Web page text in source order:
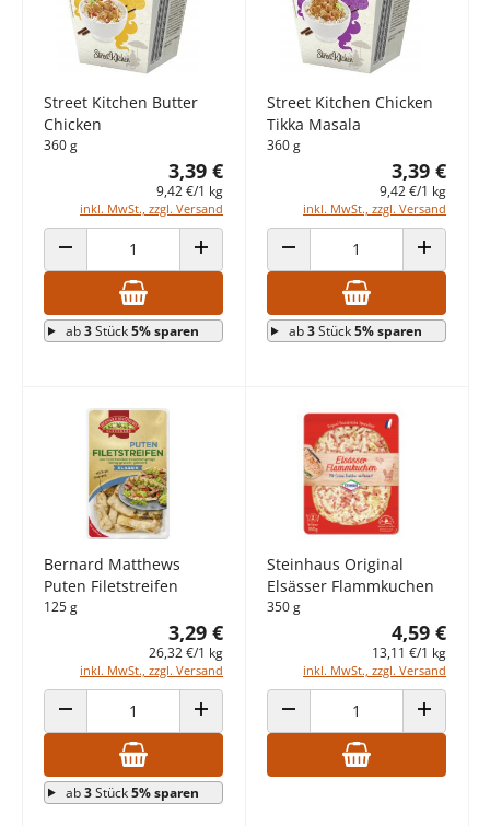
Street Kitchen Butter
Chicken
360 g
3,39 €
9,42 €/1 kg
inkl. MwSt., zzgl. Versand
ANZAHL VERRINGERN ANZAHL ERHÖHEN
ab3Stück5% sparen
Street Kitchen Chicken
Tikka Masala
360 g
3,39 €
9,42 €/1 kg
inkl. MwSt., zzgl. Versand
ANZAHL VERRINGERN ANZAHL
ab3Stück5% sparen
Bernard Matthews
Puten Filetstreifen
125 g
3,29 €
26,32 €/1 kg
inkl. MwSt., zzgl. Versand
ANZAHL VERRINGERN ANZAHL ERHÖHEN
ab3Stück5% sparen
Steinhaus Original
Elsässer Flammkuchen
350 g
4,59 €
13,11 €/1 kg
inkl. MwSt., zzgl. Versand
ANZAHL VERRINGERN ANZAHL